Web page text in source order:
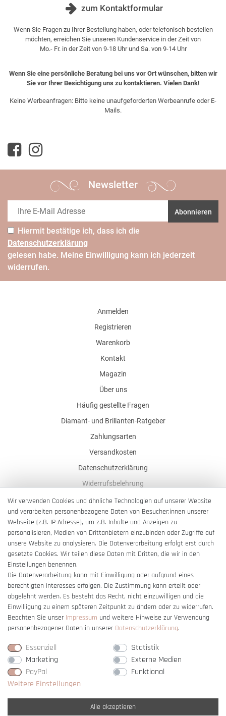
zum Kontaktformular
Wenn Sie Fragen zu Ihrer Bestellung haben, oder telefonisch bestellen
möchten, erreichen Sie unseren Kundenservice in der Zeit von
Mo.- Fr. in der Zeit von 9-18 Uhr und Sa. von 9-14 Uhr
Wenn Sie eine persönliche Beratung bei uns vor Ort wünschen, bitten wir
Sie vor Ihrer Besichtigung uns zu kontaktieren. Vielen Dank!
Keine Werbeanfragen: Bitte keine unaufgeforderten Werbeanrufe oder E-
Mails.
Newsletter
Abonnieren
Hiermit bestätige ich, dass ich die
Daten­schutz­erklärung
gelesen habe. Meine Einwilligung kann ich jederzeit
widerrufen.
Anmelden
Registrieren
Warenkorb
Kontakt
Magazin
Über uns
Häufig gestellte Fragen
Diamant- und Brillanten-Ratgeber
Zahlungsarten
Versandkosten
Datenschutzerklärung
Widerrufsbelehrung
AGB
Impressum
Barrierefreiheitserklärung
Vertrag widerrufen
Wir verwenden Cookies und ähnliche Technologien auf unserer Website
und verarbeiten personenbezogene Daten von Besucher:innen unserer
Webseite (z.B. IP-Adresse), um z.B. Inhalte und Anzeigen zu
personalisieren, Medien von Drittanbietern einzubinden oder Zugriffe auf
unsere Website zu analysieren. Die Datenverarbeitung erfolgt erst durch
gesetzte Cookies. Wir teilen diese Daten mit Dritten, die wir in den
Einstellungen benennen.
Die Datenverarbeitung kann mit Einwilligung oder aufgrund eines
berechtigten Interesses erfolgen. Die Zustimmung kann erteilt oder
abgelehnt werden. Es besteht das Recht, nicht einzuwilligen und die
Einwilligung zu einem späteren Zeitpunkt zu ändern oder zu widerrufen.
Beachten Sie unser Impressum und weitere Hinweise zur Verwendung
personenbezogener Daten in unserer Daten­schutz­erklärung.
Essenziell
Statistik
Marketing
Externe Medien
PayPal
Funktional
Weitere Einstellungen
Alle akzeptieren